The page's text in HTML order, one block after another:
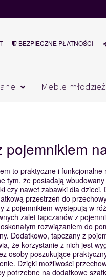
BEZPIECZNE PŁATNOŚCI
Meble
pojemnikiem
to praktyczne i
tym, że posiadają
czy nawet zabawki dla
przestrzeń do
z pojemnikiem występują w
zalet tapczanów z
rozwiązaniem do
Dodatkowo, tapczany z
że korzystanie z nich jest
osoby poszukujące
Dzięki możliwości
potrzebne na dodatkowe